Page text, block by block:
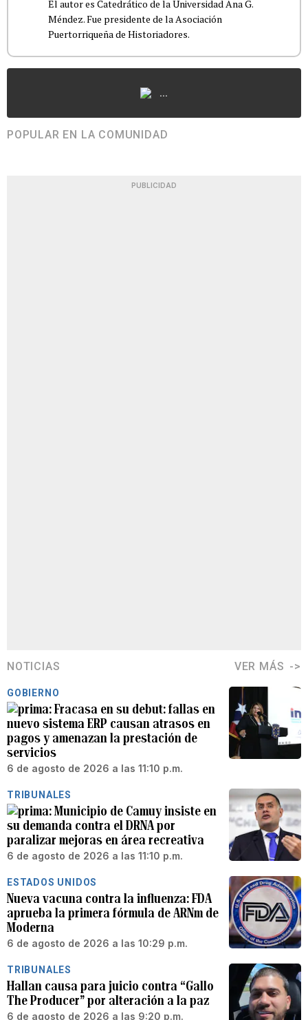
El autor es Catedrático de la Universidad Ana G.
Méndez. Fue presidente de la Asociación
Puertorriqueña de Historiadores.
...
POPULAR EN LA COMUNIDAD
PUBLICIDAD
NOTICIAS VER MÁS
GOBIERNO
Fracasa en su debut: fallas en
nuevo sistema ERP causan atrasos en
pagos y amenazan la prestación de
servicios
6 de agosto de 2026 a las 11:10 p.m.
TRIBUNALES
Municipio de Camuy insiste en
su demanda contra el DRNA por
paralizar mejoras en área recreativa
6 de agosto de 2026 a las 11:10 p.m.
ESTADOS UNIDOS
Nueva vacuna contra la influenza: FDA
aprueba la primera fórmula de ARNm de
Moderna
6 de agosto de 2026 a las 10:29 p.m.
TRIBUNALES
Hallan causa para juicio contra “Gallo
The Producer” por alteración a la paz
6 de agosto de 2026 a las 9:20 p.m.